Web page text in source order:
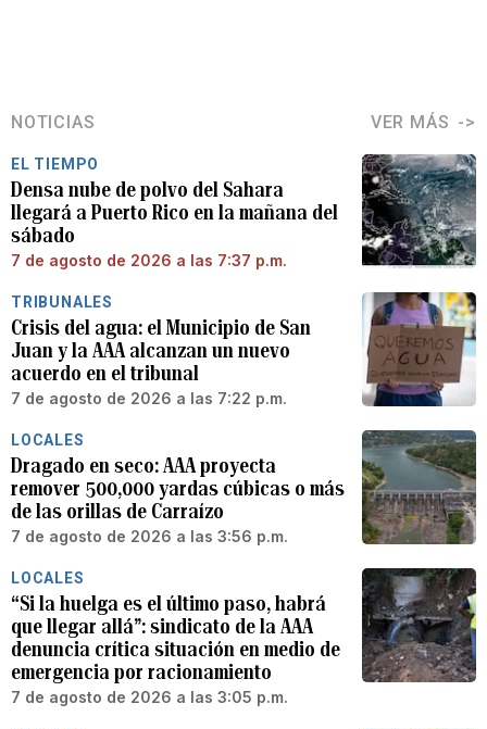
NOTICIAS VER MÁS
EL TIEMPO
Densa nube de polvo del Sahara
llegará a Puerto Rico en la mañana del
sábado
7 de agosto de 2026 a las 7:37 p.m.
TRIBUNALES
Crisis del agua: el Municipio de San
Juan y la AAA alcanzan un nuevo
acuerdo en el tribunal
7 de agosto de 2026 a las 7:22 p.m.
LOCALES
Dragado en seco: AAA proyecta
remover 500,000 yardas cúbicas o más
de las orillas de Carraízo
7 de agosto de 2026 a las 3:56 p.m.
LOCALES
“Si la huelga es el último paso, habrá
que llegar allá”: sindicato de la AAA
denuncia crítica situación en medio de
emergencia por racionamiento
7 de agosto de 2026 a las 3:05 p.m.